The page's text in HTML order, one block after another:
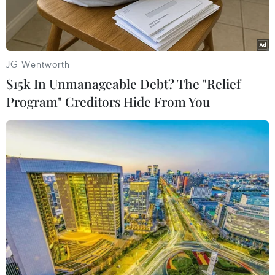
Ảnh minh họa. (Nguồn: Vietnam+)
LPBank thông báo điều chỉnh lãi suất huy động,
theo đó ngân hàng này giảm 0,2%/năm đối với
các kỳ hạn từ 18 đến 60 tháng.
Sau điều chỉnh, lãi suất tiết kiệm trực tuyến,
lĩnh lãi cuối kỳ, kỳ hạn 12 tháng đến 60 tháng
JG Wentworth
$15k In Unmanageable Debt? The "Relief
Program" Creditors Hide From You